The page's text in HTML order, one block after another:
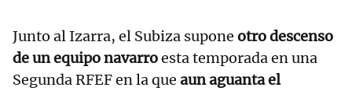
Junto al Izarra, el Subiza supone otro descenso
de un equipo navarroesta temporada en una
Segunda RFEF en la que aun aguanta el